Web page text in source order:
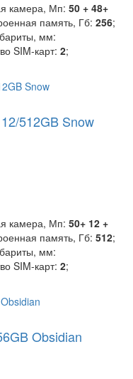
камера, Мп: 50 + 48+
память, Гб: 256;
мм:
SIM-карт: 2;
512GB Snow
камера, Мп: 50+ 12 +
память, Гб: 512;
мм:
SIM-карт: 2;
Obsidian